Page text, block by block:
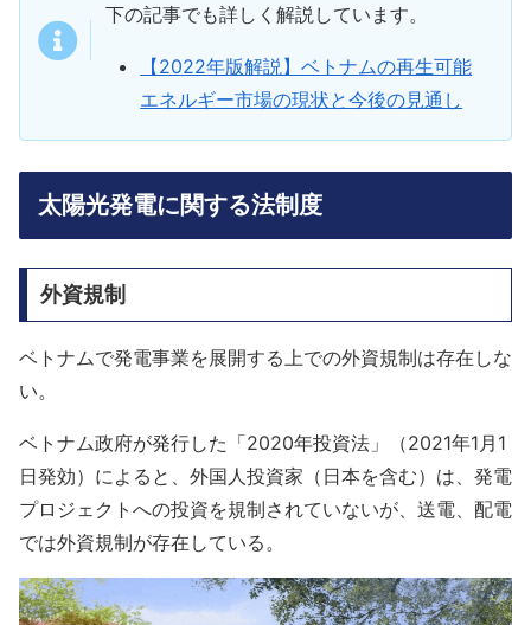
下の記事でも詳しく解説しています。
【2022年版解説】ベトナムの再生可能
エネルギー市場の現状と今後の見通し
太陽光発電に関する法制度
外資規制
ベトナムで発電事業を展開する上での外資規制は存在しな
い。
ベトナム政府が発行した「2020年投資法」（2021年1月1
日発効）によると、外国人投資家（日本を含む）は、発電
プロジェクトへの投資を規制されていないが、送電、配電
では外資規制が存在している。